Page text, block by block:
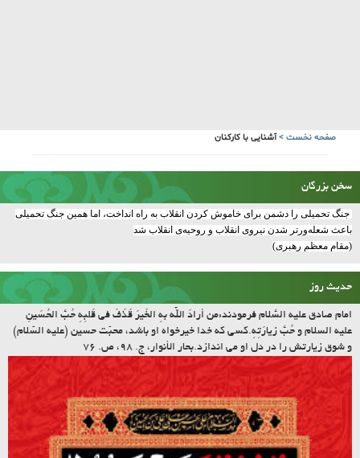
سخن بزرگان
جنگ تحمیلی را دشمن برای خاموش کردن انقلاب به راه انداخت، اما همین جنگ تحمیلی
حدیث روز
امام صادق علیه السّلام فرمودند:مَن أرادَ اللّه بِهِ الخَیرَ قَذَفَ فی قَلبِهِ حُبَّ الحُسَینِ
علیه السلام و حُبَّ زیارَتِهِ.کسى که خدا خیرخواه او باشد، محبّت حسین (علیه السّلام)
و شوق زیارتش را در دل او مى اندازد.بحار الأنوار، ج. ۹۸، ص. ۷۶